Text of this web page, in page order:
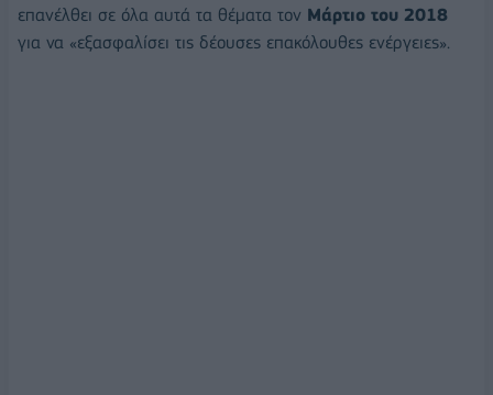
επανέλθει σε όλα αυτά τα θέματα τον Μάρτιο του 2018
για να «εξασφαλίσει τις δέουσες επακόλουθες ενέργειες».